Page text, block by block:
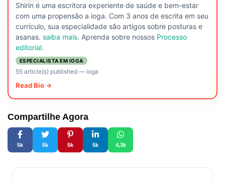
Shirin é uma escritora experiente de saúde e bem-estar
com uma propensão a ioga. Com 3 anos de escrita em seu
currículo, sua especialidade são artigos sobre posturas e
asanas. saiba mais. Aprenda sobre nossos Processo
editorial.
ESPECIALISTA EM IOGA
55 article(s) published— ioga
Read Bio →
Compartilhe Agora
5k 5k 5k 5k 4,3k